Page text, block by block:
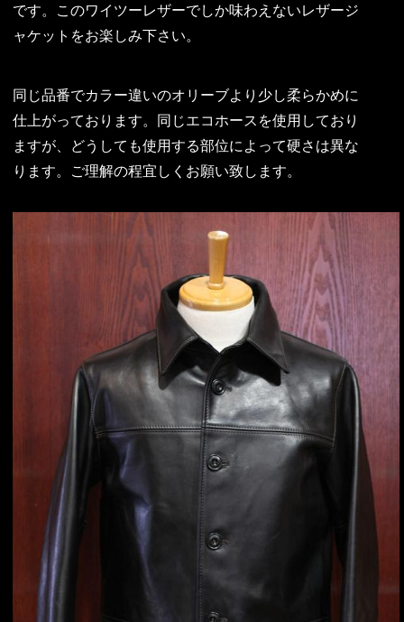
です。このワイツーレザーでしか味わえないレザージ
ャケットをお楽しみ下さい。
同じ品番でカラー違いのオリーブより少し柔らかめに
仕上がっております。同じエコホースを使用しており
ますが、どうしても使用する部位によって硬さは異な
ります。ご理解の程宜しくお願い致します。